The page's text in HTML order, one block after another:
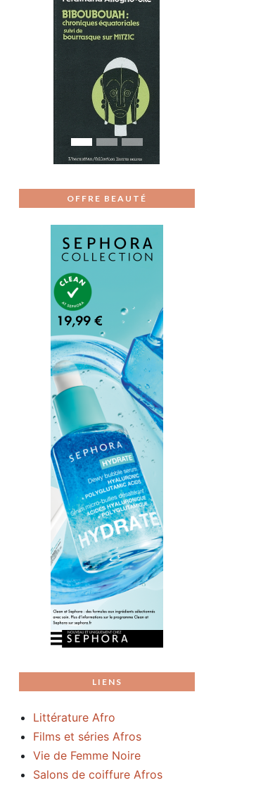
Previous
OFFRE BEAUTÉ
LIENS
Littérature Afro
Films et séries Afros
Vie de Femme Noire
Salons de coiffure Afros